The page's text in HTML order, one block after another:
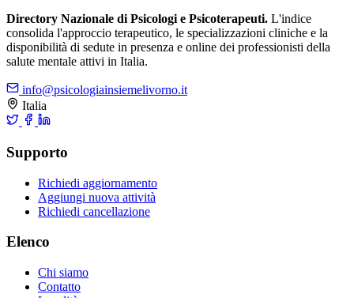
Directory Nazionale di Psicologi e Psicoterapeuti. L'indice
consolida l'approccio terapeutico, le specializzazioni cliniche e la
disponibilità di sedute in presenza e online dei professionisti della
salute mentale attivi in Italia.
info@psicologiainsiemelivorno.it
Italia
Supporto
Richiedi aggiornamento
Aggiungi nuova attività
Richiedi cancellazione
Elenco
Chi siamo
Contatto